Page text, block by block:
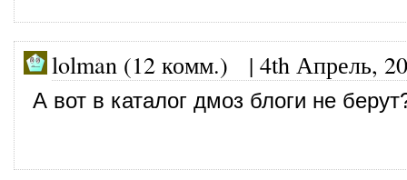
lolman (12 комм.) | 4th Апрель,
А вот в каталог дмоз блоги не